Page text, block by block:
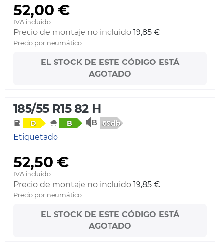
52,00 €
IVA incluido
Precio de montaje no incluido 19,85 €
Precio por neumático
EL STOCK DE ESTE CÓDIGO ESTÁ
AGOTADO
185/55 R15 82 H
D B 69db
Etiquetado
52,50 €
IVA incluido
Precio de montaje no incluido 19,85 €
Precio por neumático
EL STOCK DE ESTE CÓDIGO ESTÁ
AGOTADO